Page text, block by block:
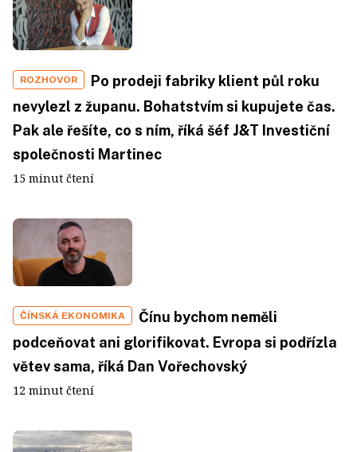
ROZHOVOR
Po prodeji fabriky klient půl roku
nevylezl z županu. Bohatstvím si kupujete čas.
Pak ale řešíte, co s ním, říká šéf J&T Investiční
společnosti Martinec
15 minut čtení
ČÍNSKÁ EKONOMIKA
Čínu bychom neměli
podceňovat ani glorifikovat. Evropa si podřízla
větev sama, říká Dan Vořechovský
12 minut čtení